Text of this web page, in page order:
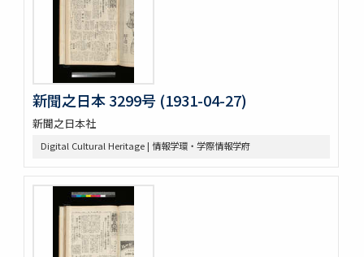
新聞之日本 3299号 (1931-04-27)
新聞之日本社
Digital Cultural Heritage | 情報学環・学際情報学府